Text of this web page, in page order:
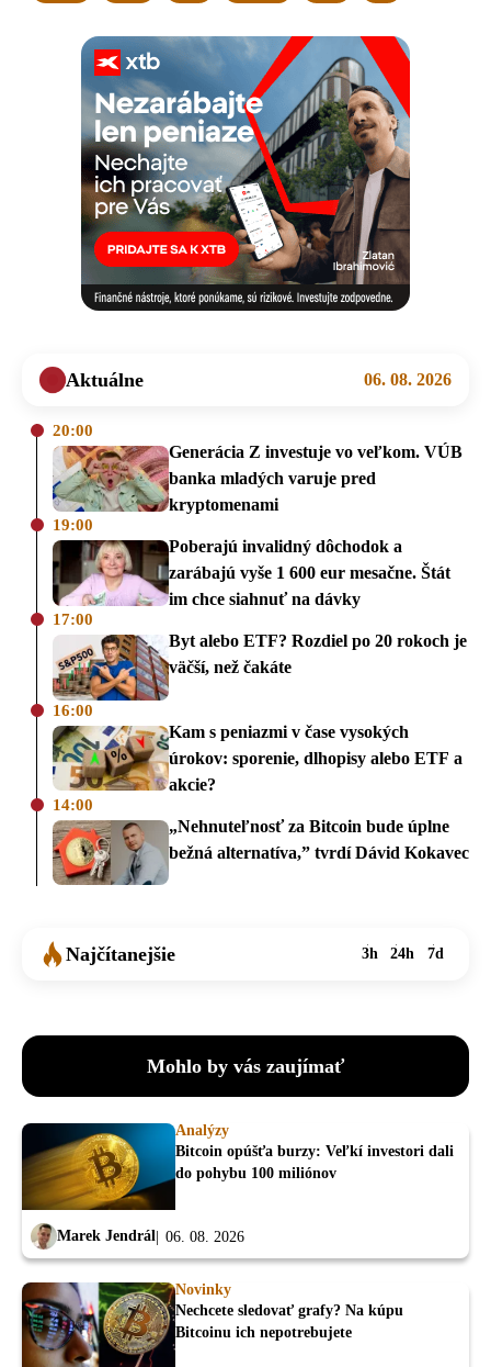
Aktuálne 06. 08. 2026
20:00
Generácia Z investuje vo veľkom. VÚB
banka mladých varuje pred
kryptomenami
19:00
Poberajú invalidný dôchodok a
zarábajú vyše 1 600 eur mesačne. Štát
im chce siahnuť na dávky
17:00
Byt alebo ETF? Rozdiel po 20 rokoch je
väčší, než čakáte
16:00
Kam s peniazmi v čase vysokých
úrokov: sporenie, dlhopisy alebo ETF a
akcie?
14:00
„Nehnuteľnosť za Bitcoin bude úplne
bežná alternatíva,” tvrdí Dávid Kokavec
Najčítanejšie 3h 24h 7d
Mohlo by vás zaujímať
Analýzy
Bitcoin opúšťa burzy: Veľkí investori dali
do pohybu 100 miliónov
Marek Jendrál 06. 08. 2026
Novinky
Nechcete sledovať grafy? Na kúpu
Bitcoinu ich nepotrebujete